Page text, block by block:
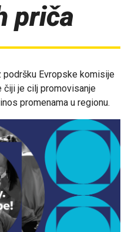
priča
podršku Evropske komisije
je cilj promovisanje
promenama u regionu.